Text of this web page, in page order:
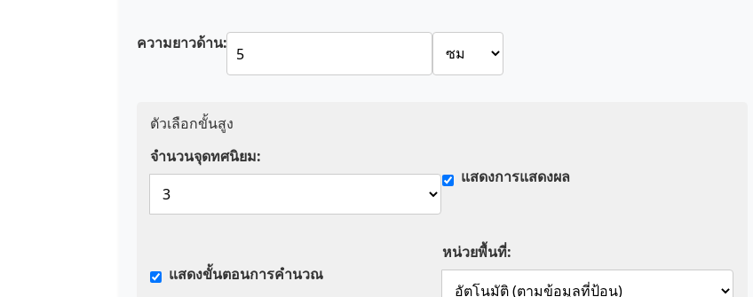
ความยาวด้าน:
ตัวเลือกขั้นสูง
จำนวนจุดทศนิยม:
แสดงการแสดงผล
แสดงขั้นตอนการคำนวณ
หน่วยพื้นที่: